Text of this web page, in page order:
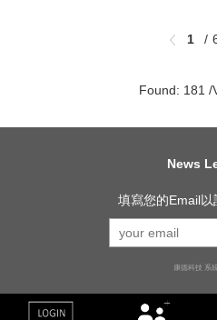
1
Found: 181 /
News
填寫您的Email以
康德科技 系